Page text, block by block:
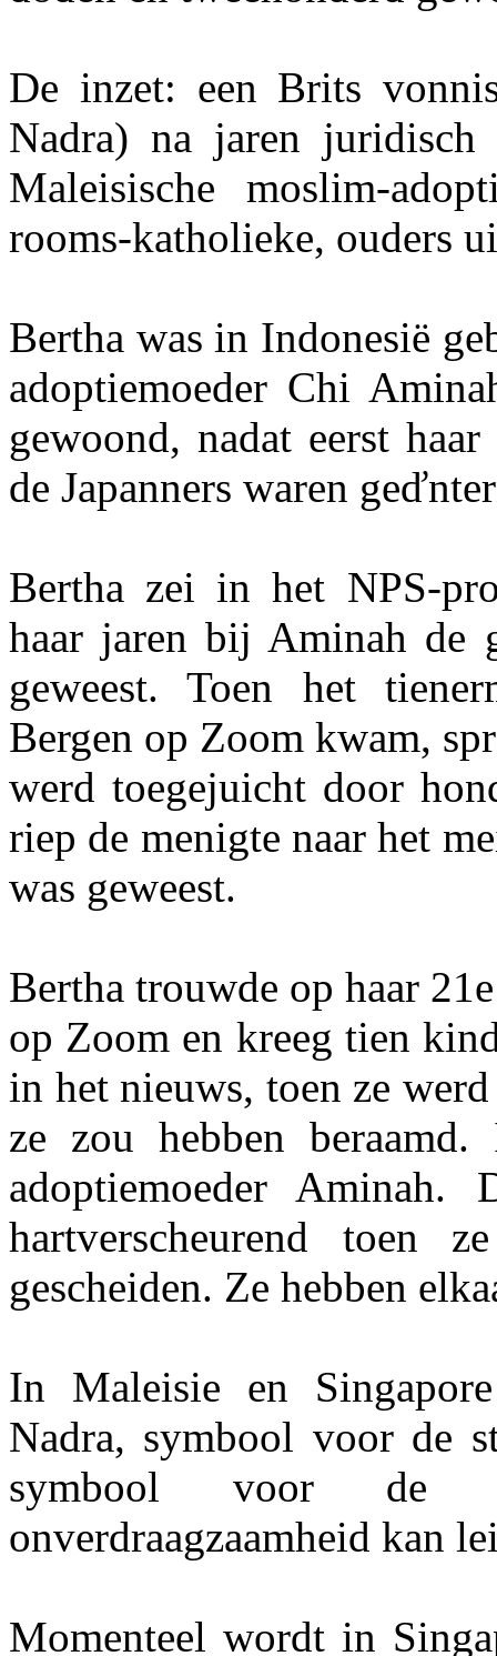
De inzet: een Brits
Nadra) na jaren
Maleisische moslim-
rooms-katholieke, ouders
Bertha was in Indonesië
adoptiemoeder Chi
gewoond, nadat eerst
de Japanners waren
Bertha zei in het NPS-
haar jaren bij Aminah de
geweest. Toen het
Bergen op Zoom kwam,
werd toegejuicht door
riep de menigte naar het
was geweest.
Bertha trouwde op haar
op Zoom en kreeg tien
in het nieuws, toen ze
ze zou hebben
adoptiemoeder Aminah.
hartverscheurend toen
gescheiden. Ze hebben
In Maleisie en
Nadra, symbool voor de
symbool voor de
onverdraagzaamheid kan
Momenteel wordt in